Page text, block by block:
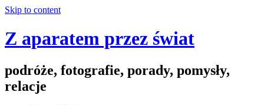
Skip to content
Z aparatem przez świat
podróże, fotografie, porady, pomysły,
relacje